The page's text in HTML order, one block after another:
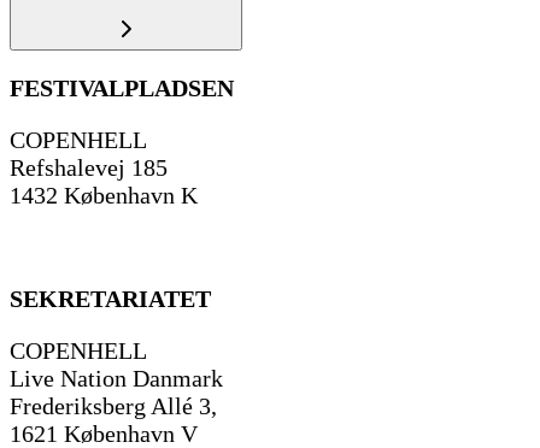
FESTIVALPLADSEN
COPENHELL
Refshalevej 185
1432 København K
SEKRETARIATET
COPENHELL
Live Nation Danmark
Frederiksberg Allé 3,
1621 København V